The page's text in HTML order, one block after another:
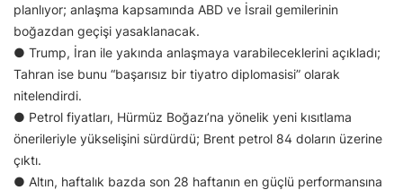
planlıyor; anlaşma kapsamında ABD ve İsrail gemilerinin
boğazdan geçişi yasaklanacak.
● Trump, İran ile yakında anlaşmaya varabileceklerini açıkladı;
Tahran ise bunu “başarısız bir tiyatro diplomasisi” olarak
nitelendirdi.
● Petrol fiyatları, Hürmüz Boğazı’na yönelik yeni kısıtlama
önerileriyle yükselişini sürdürdü; Brent petrol 84 doların üzerine
çıktı.
● Altın, haftalık bazda son 28 haftanın en güçlü performansına